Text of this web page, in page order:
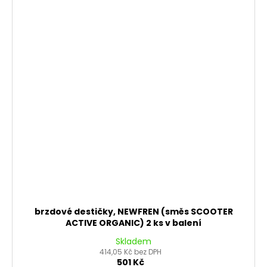
brzdové destičky, NEWFREN (směs SCOOTER
ACTIVE ORGANIC) 2 ks v balení
Skladem
414,05 Kč bez DPH
501 Kč